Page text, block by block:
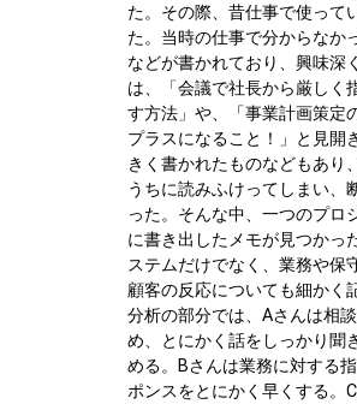
た。その際、昔仕事で使って
た。当時の仕事で分からなか
などが書かれており、興味深
は、「会議で社長から厳しく
す方法」や、「事業計画策定
プラスになること！」と見開
きく書かれたものなどもあり
うちに読みふけってしまい、
った。そんな中、一つのプロ
に書き出したメモが見つかっ
ステムだけでなく、業務や保
顧客の反応についても細かく
分析の部分では、Aさんは相
め、とにかく話をしっかり聞
める。Bさんは業務に対する
ポンスをとにかく早くする。